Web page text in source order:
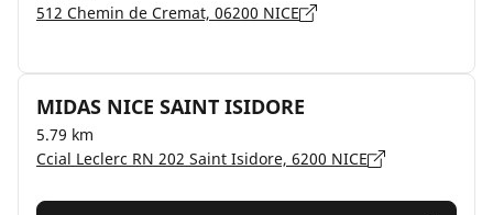
512 Chemin de Cremat, 06200 NICE
MIDAS NICE SAINT ISIDORE
5.79 km
Ccial Leclerc RN 202 Saint Isidore, 6200 NICE